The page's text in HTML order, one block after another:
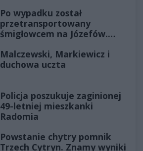
Po wypadku został
przetransportowany
śmigłowcem na Józefów.
Malczewski, Markiewicz i
duchowa uczta
Policja poszukuje zaginionej
49-letniej mieszkanki
Radomia
Powstanie chytry pomnik
Trzech Cytryn. Znamy wyniki